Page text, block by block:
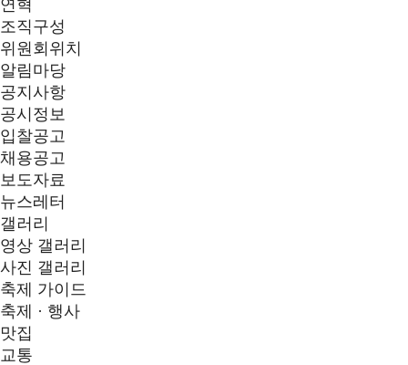
연혁
조직구성
위원회위치
알림마당
공지사항
공시정보
입찰공고
채용공고
보도자료
뉴스레터
갤러리
영상 갤러리
사진 갤러리
축제 가이드
축제 · 행사
맛집
교통